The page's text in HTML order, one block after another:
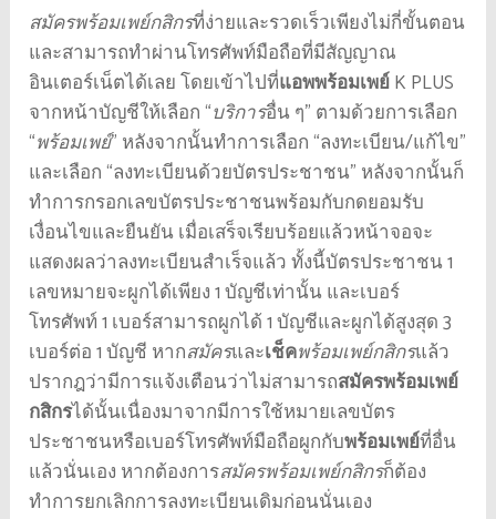
สมัครพร้อมเพย์กสิกรที่ง่ายและรวดเร็วเพียงไม่กี่ขั้นตอน
และสามารถทำผ่านโทรศัพท์มือถือที่มีสัญญาณ
อินเตอร์เน็ตได้เลย โดยเข้าไปที่แอพพร้อมเพย์K PLUS
จากหน้าบัญชีให้เลือก “บริการอื่น ๆ” ตามด้วยการเลือก
“พร้อมเพย์” หลังจากนั้นทำการเลือก “ลงทะเบียน/แก้ไข”
และเลือก “ลงทะเบียนด้วยบัตรประชาชน” หลังจากนั้นก็
ทำการกรอกเลขบัตรประชาชนพร้อมกับกดยอมรับ
เงื่อนไขและยืนยัน เมื่อเสร็จเรียบร้อยแล้วหน้าจอจะ
แสดงผลว่าลงทะเบียนสำเร็จแล้ว ทั้งนี้บัตรประชาชน 1
เลขหมายจะผูกได้เพียง 1 บัญชีเท่านั้น และเบอร์
โทรศัพท์ 1 เบอร์สามารถผูกได้ 1 บัญชีและผูกได้สูงสุด 3
เบอร์ต่อ 1 บัญชี หากสมัครและเช็คพร้อมเพย์กสิกรแล้ว
ปรากฎว่ามีการแจ้งเตือนว่าไม่สามารถสมัครพร้อมเพย์
กสิกรได้นั้นเนื่องมาจากมีการใช้หมายเลขบัตร
ประชาชนหรือเบอร์โทรศัพท์มือถือผูกกับพร้อมเพย์ที่อื่น
แล้วนั่นเอง หากต้องการสมัครพร้อมเพย์กสิกรก็ต้อง
ทำการยกเลิกการลงทะเบียนเดิมก่อนนั่นเอง